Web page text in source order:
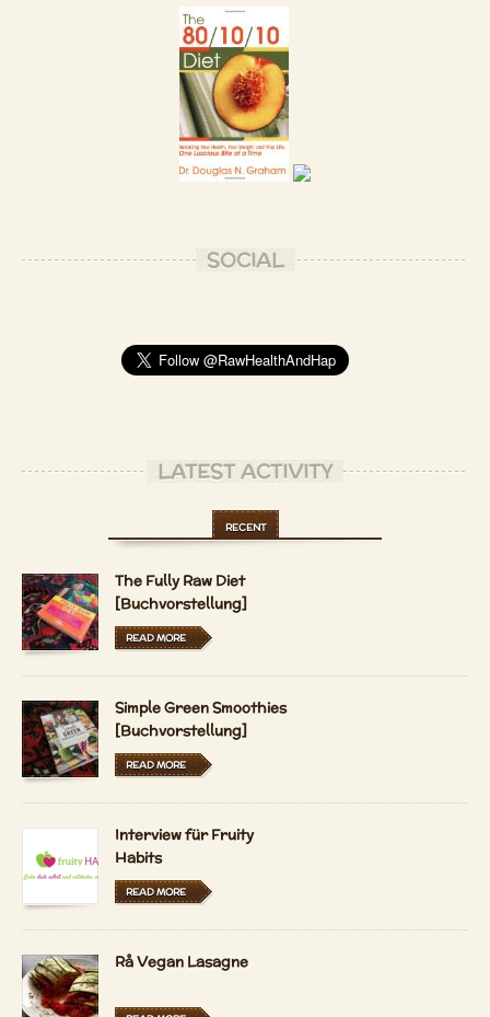
SOCIAL
LATEST ACTIVITY
RECENT
The Fully Raw Diet
[Buchvorstellung]
READ MORE
Simple Green Smoothies
[Buchvorstellung]
READ MORE
Interview für Fruity
Habits
READ MORE
Rå Vegan Lasagne